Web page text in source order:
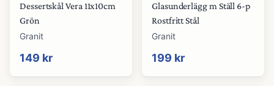
Dessertskål Vera 11x10cm
Grön
Granit
149 kr
Glasunderlägg m Ställ 6-p
Rostfritt Stål
Granit
199 kr